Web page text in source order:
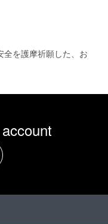
を護摩祈願した、お